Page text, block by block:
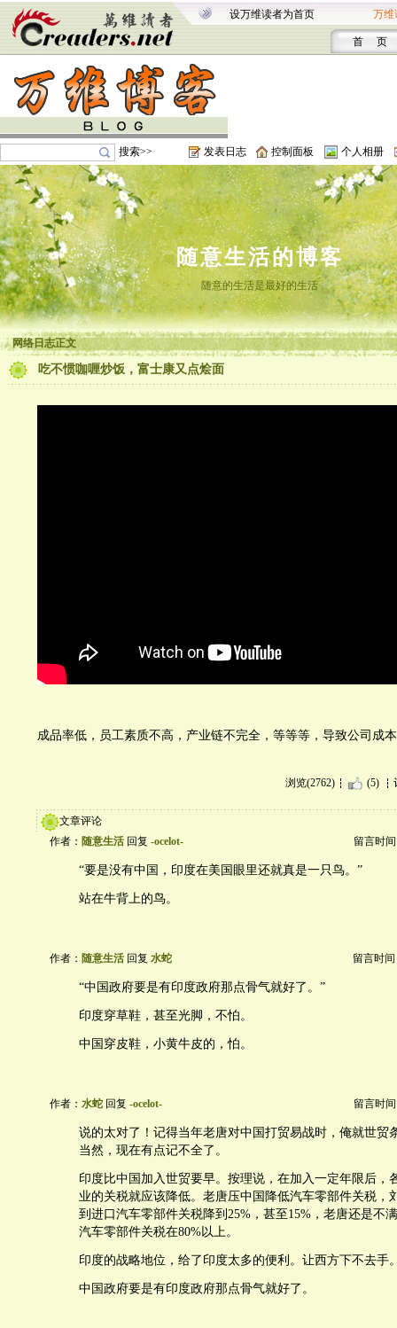
设万维读者为首页 万维
首 页
搜索>> 发表日志 控制面板 个人相册
随意生活的博客
随意的生活是最好的生活
网络日志正文
吃不惯咖喱炒饭，富士康又点烩面
成品率低，员工素质不高，产业链不完全，等等等，导致公司成
浏览(2762) (5)
文章评论
作者： 随意生活 回复 -ocelot- 留言时间
“要是没有中国，印度在美国眼里还就真是一只鸟。”
站在牛背上的鸟。
作者： 随意生活 回复 水蛇 留言时间
“中国政府要是有印度政府那点骨气就好了。”
印度穿草鞋，甚至光脚，不怕。
中国穿皮鞋，小黄牛皮的，怕。
作者： 水蛇 回复 -ocelot- 留言时间
说的太对了！记得当年老唐对中国打贸易战时，俺就世贸
当然，现在有点记不全了。
印度比中国加入世贸要早。按理说，在加入一定年限后，
业的关税就应该降低。老唐压中国降低汽车零部件关税，
到进口汽车零部件关税降到25%，甚至15%，老唐还是不
汽车零部件关税在80%以上。
印度的战略地位，给了印度太多的便利。让西方下不去手
中国政府要是有印度政府那点骨气就好了。